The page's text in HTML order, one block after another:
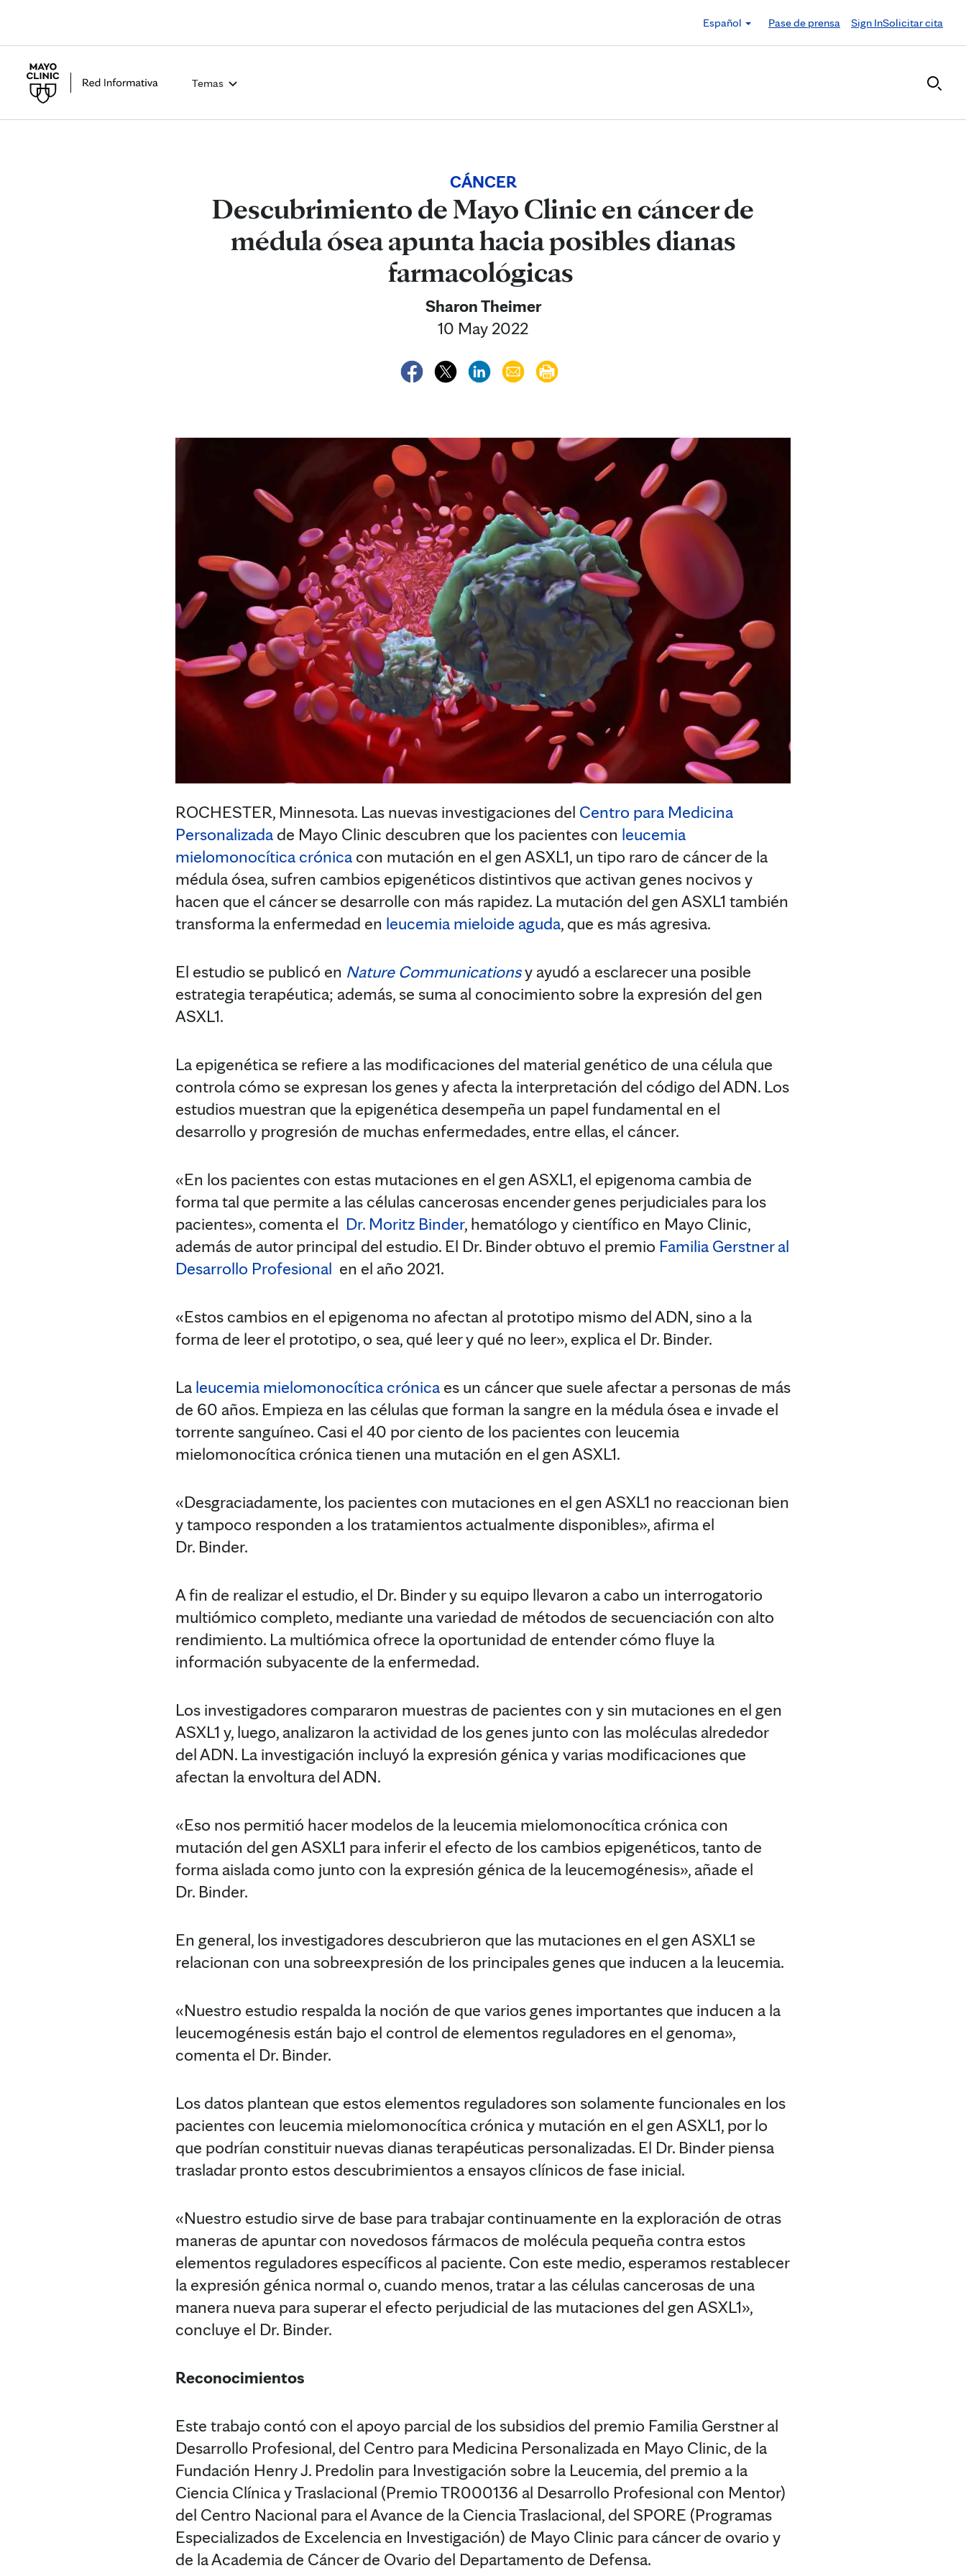
Español
Pase de prensa Sign InSolicitar cita
Temas
CÁNCER
Descubrimiento de Mayo Clinic en cáncer de
médula ósea apunta hacia posibles dianas
farmacológicas
Sharon Theimer
10 May 2022
ROCHESTER, Minnesota. Las nuevas investigaciones del Centro para Medicina
Personalizada de Mayo Clinic descubren que los pacientes con leucemia
mielomonocítica crónica con mutación en el gen ASXL1, un tipo raro de cáncer de la
médula ósea, sufren cambios epigenéticos distintivos que activan genes nocivos y
hacen que el cáncer se desarrolle con más rapidez. La mutación del gen ASXL1 también
transforma la enfermedad en leucemia mieloide aguda, que es más agresiva.
El estudio se publicó en Nature Communicationsy ayudó a esclarecer una posible
estrategia terapéutica; además, se suma al conocimiento sobre la expresión del gen
ASXL1.
La epigenética se refiere a las modificaciones del material genético de una célula que
controla cómo se expresan los genes y afecta la interpretación del código del ADN. Los
estudios muestran que la epigenética desempeña un papel fundamental en el
desarrollo y progresión de muchas enfermedades, entre ellas, el cáncer.
«En los pacientes con estas mutaciones en el gen ASXL1, el epigenoma cambia de
forma tal que permite a las células cancerosas encender genes perjudiciales para los
pacientes», comenta el Dr. Moritz Binder, hematólogo y científico en Mayo Clinic,
además de autor principal del estudio. El Dr. Binder obtuvo el premio Familia Gerstner al
Desarrollo Profesional en el año 2021.
«Estos cambios en el epigenoma no afectan al prototipo mismo del ADN, sino a la
forma de leer el prototipo, o sea, qué leer y qué no leer», explica el Dr. Binder.
La leucemia mielomonocítica crónica es un cáncer que suele afectar a personas de más
de 60 años. Empieza en las células que forman la sangre en la médula ósea e invade el
torrente sanguíneo. Casi el 40 por ciento de los pacientes con leucemia
mielomonocítica crónica tienen una mutación en el gen ASXL1.
«Desgraciadamente, los pacientes con mutaciones en el gen ASXL1 no reaccionan bien
y tampoco responden a los tratamientos actualmente disponibles», afirma el
Dr. Binder.
A fin de realizar el estudio, el Dr. Binder y su equipo llevaron a cabo un interrogatorio
multiómico completo, mediante una variedad de métodos de secuenciación con alto
rendimiento. La multiómica ofrece la oportunidad de entender cómo fluye la
información subyacente de la enfermedad.
Los investigadores compararon muestras de pacientes con y sin mutaciones en el gen
ASXL1 y, luego, analizaron la actividad de los genes junto con las moléculas alrededor
del ADN. La investigación incluyó la expresión génica y varias modificaciones que
afectan la envoltura del ADN.
«Eso nos permitió hacer modelos de la leucemia mielomonocítica crónica con
mutación del gen ASXL1 para inferir el efecto de los cambios epigenéticos, tanto de
forma aislada como junto con la expresión génica de la leucemogénesis», añade el
Dr. Binder.
En general, los investigadores descubrieron que las mutaciones en el gen ASXL1 se
relacionan con una sobreexpresión de los principales genes que inducen a la leucemia.
«Nuestro estudio respalda la noción de que varios genes importantes que inducen a la
leucemogénesis están bajo el control de elementos reguladores en el genoma»,
comenta el Dr. Binder.
Los datos plantean que estos elementos reguladores son solamente funcionales en los
pacientes con leucemia mielomonocítica crónica y mutación en el gen ASXL1, por lo
que podrían constituir nuevas dianas terapéuticas personalizadas. El Dr. Binder piensa
trasladar pronto estos descubrimientos a ensayos clínicos de fase inicial.
«Nuestro estudio sirve de base para trabajar continuamente en la exploración de otras
maneras de apuntar con novedosos fármacos de molécula pequeña contra estos
elementos reguladores específicos al paciente. Con este medio, esperamos restablecer
la expresión génica normal o, cuando menos, tratar a las células cancerosas de una
manera nueva para superar el efecto perjudicial de las mutaciones del gen ASXL1»,
concluye el Dr. Binder.
Reconocimientos
Este trabajo contó con el apoyo parcial de los subsidios del premio Familia Gerstner al
Desarrollo Profesional, del Centro para Medicina Personalizada en Mayo Clinic, de la
Fundación Henry J. Predolin para Investigación sobre la Leucemia, del premio a la
Ciencia Clínica y Traslacional (Premio TR000136 al Desarrollo Profesional con Mentor)
del Centro Nacional para el Avance de la Ciencia Traslacional, del SPORE (Programas
Especializados de Excelencia en Investigación) de Mayo Clinic para cáncer de ovario y
de la Academia de Cáncer de Ovario del Departamento de Defensa.